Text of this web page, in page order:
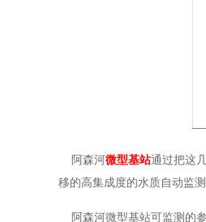
阿森河微型基站通过把这
移的高集成度的水质自动监
阿森河微型基站可监测的